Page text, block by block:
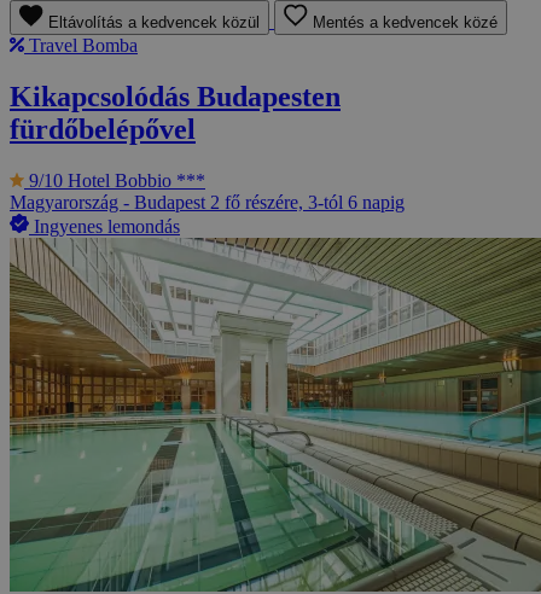
Eltávolítás a kedvencek közül Mentés a kedvencek közé
Travel Bomba
Kikapcsolódás Budapesten
fürdőbelépővel
9/10 Hotel Bobbio ***
Magyarország - Budapest 2 fő részére, 3-tól 6 napig
Ingyenes lemondás